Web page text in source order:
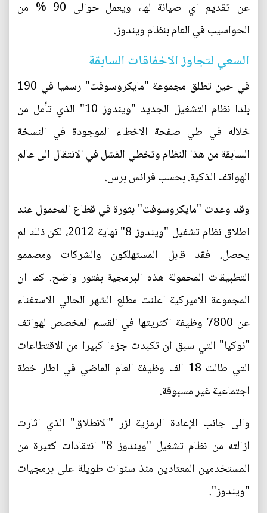
عن تقديم اي صيانة لها، ويعمل حوالى 90 % من
الحواسيب في العام بنظام ويندوز.
السعي لتجاوز الاخفاقات السابقة
في حين تطلق مجموعة "مايكروسوفت" رسميا في 190
بلدا نظام التشغيل الجديد "ويندوز 10" الذي تأمل من
خلاله في طي صفحة الاخطاء الموجودة في النسخة
السابقة من هذا النظام وتخطي الفشل في الانتقال الى عالم
الهواتف الذكية. بحسب فرانس برس.
وقد وعدت "مايكروسوفت" بثورة في قطاع المحمول عند
اطلاق نظام تشغيل "ويندوز 8" نهاية 2012، لكن ذلك لم
يحصل. فقد قابل المستهلكون والشركات ومصممو
التطبيقات المحمولة هذه البرمجية بفتور واضح. كما ان
المجموعة الاميركية اعلنت مطلع الشهر الحالي الاستغناء
عن 7800 وظيفة اكثريتها في القسم المخصص لهواتف
"نوكيا" التي سبق ان تكبدت جزءا كبيرا من الاقتطاعات
التي طالت 18 الف وظيفة العام الماضي في اطار خطة
اجتماعية غير مسبوقة.
والى جانب الإعادة الرمزية لزر "الانطلاق" الذي اثارت
ازالته من نظام تشغيل "ويندوز 8" انتقادات كثيرة من
المستخدمين المعتادين منذ سنوات طويلة على برمجيات
"ويندوز".